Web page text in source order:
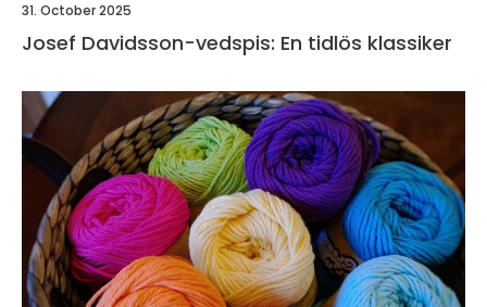
31. October 2025
Josef Davidsson-vedspis: En tidlös klassiker